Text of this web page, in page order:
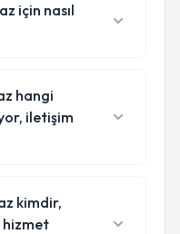
için nasıl
hangi
iletişim
kimdir,
hizmet